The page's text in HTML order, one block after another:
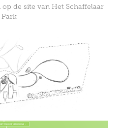
de site van Het Schaffelaar
Park